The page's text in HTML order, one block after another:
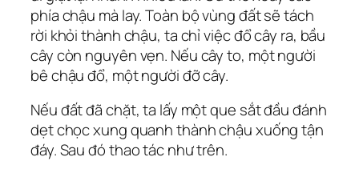
phía chậu mà lay. Toàn bộ vùng đất sẽ tách
rời khỏi thành chậu, ta chỉ việc đổ cây ra, bầu
cây còn nguyên vẹn. Nếu cây to, một người
bê chậu đổ, một người đỡ cây.
Nếu đất đã chặt, ta lấy một que sắt đầu đánh
dẹt chọc xung quanh thành chậu xuống tận
đáy. Sau đó thao tác như trên.